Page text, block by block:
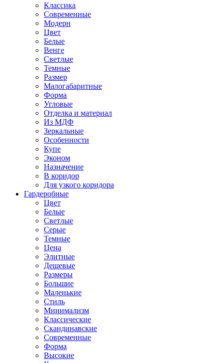
Классика
Современные
Модерн
Цвет
Белые
Венге
Светлые
Темные
Размер
Малогабаритные
Форма
Угловые
Отделка и материал
Из МДФ
Зеркальные
Особенности
Купе
Эконом
Назначение
В коридор
Для узкого коридора
Гардеробные
Цвет
Белые
Светлые
Серые
Темные
Цена
Элитные
Дешевые
Размеры
Большие
Маленькие
Стиль
Минимализм
Классические
Скандинавские
Современные
Форма
Высокие